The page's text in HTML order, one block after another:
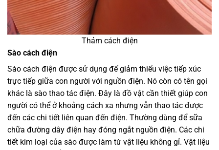
Thảm cách điện
Sào cách điện
Sào cách điện được sử dụng để giảm thiểu việc tiếp xúc
trực tiếp giữa con người với nguồn điện. Nó còn có tên gọi
khác là sào thao tác điện. Đây là đồ vật cần thiết giúp con
người có thể ở khoảng cách xa nhưng vẫn thao tác được
đến các chi tiết liên quan đến điện. Thường dùng để sữa
chữa đường dây điện hay đóng ngắt nguồn điện. Các chi
tiết kim loại của sào được làm từ vật liệu không gỉ. Vật liệu